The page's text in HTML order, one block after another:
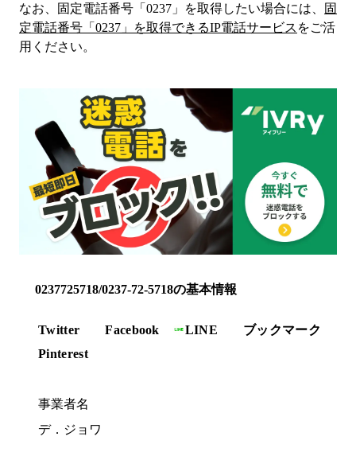
なお、固定電話番号「 0237 」を取得したい場合には、
固
定電話番号「 0237 」を取得できるIP電話サービス をご活
用ください。
0237725718/0237-72-5718の基本情報
Twitter Facebook LINE
ブックマーク
Pinterest
事業者名
デ．ジョワ